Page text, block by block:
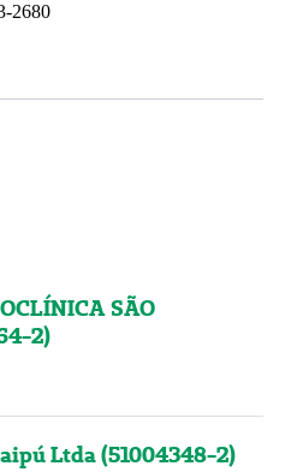
2680
SÃO
2)
Ltda (51004348-2)